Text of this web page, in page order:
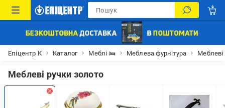
Епіцентр К Каталог Меблі 🛌 Меблева фурнітура Меблеві
Меблеві ручки золото